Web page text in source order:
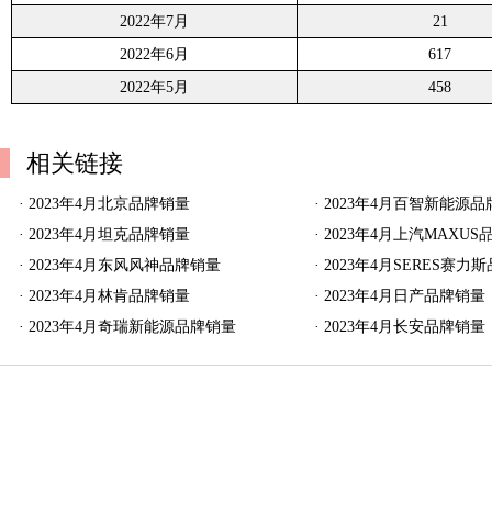
2022年7月
21
2022年6月
617
2022年5月
458
相关链接
· 2023年4月北京品牌销量 ·2023年4月百智新能源品
· 2023年4月坦克品牌销量 ·2023年4月上汽MAXUS
· 2023年4月东风风神品牌销量 ·2023年4月SERES赛力
· 2023年4月林肯品牌销量 ·2023年4月日产品牌销量
· 2023年4月奇瑞新能源品牌销量 ·2023年4月长安品牌销量